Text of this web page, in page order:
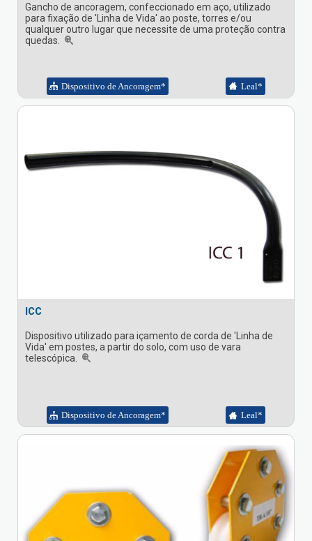
Gancho de ancoragem, confeccionado em aço, utilizado
para fixação de 'Linha de Vida' ao poste, torres e/ou
qualquer outro lugar que necessite de uma proteção contra
quedas.
Dispositivo de Ancoragem* Leal*
ICC
Dispositivo utilizado para içamento de corda de 'Linha de
Vida' em postes, a partir do solo, com uso de vara
telescópica.
Dispositivo de Ancoragem* Leal*